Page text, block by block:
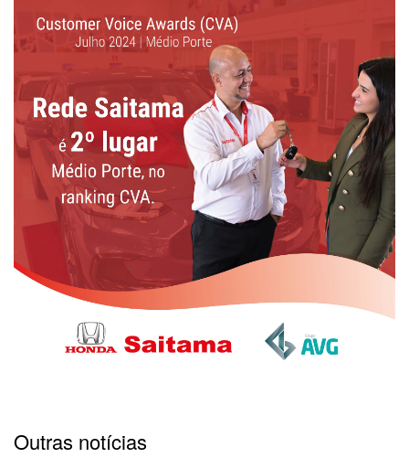
Outras notícias